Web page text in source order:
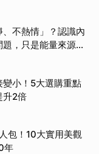
不熱情」？認識內
，只是能量來源不
小！5大選購重點
升2倍
包！10大實用美觀
年